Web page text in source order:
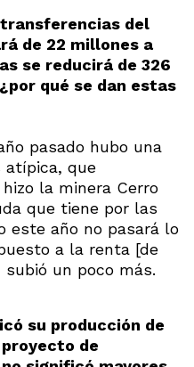
del
de 22 millones a
se reducirá de 326
qué se dan estas
pasado hubo una
atípica, que
la minera Cerro
que tiene por las
este año no pasará lo
a la renta [de
un poco más.
su producción de
de